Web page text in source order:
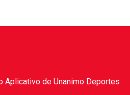
Aplicativo de Unanimo Deportes